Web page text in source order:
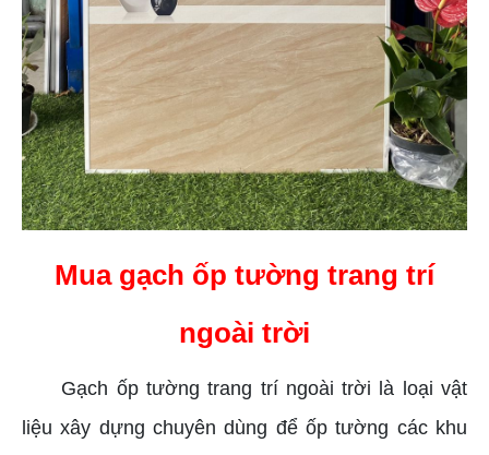
Mua gạch ốp tường trang trí
ngoài trời
Gạch ốp tường trang trí ngoài trời là loại vật
liệu xây dựng chuyên dùng để ốp tường các khu